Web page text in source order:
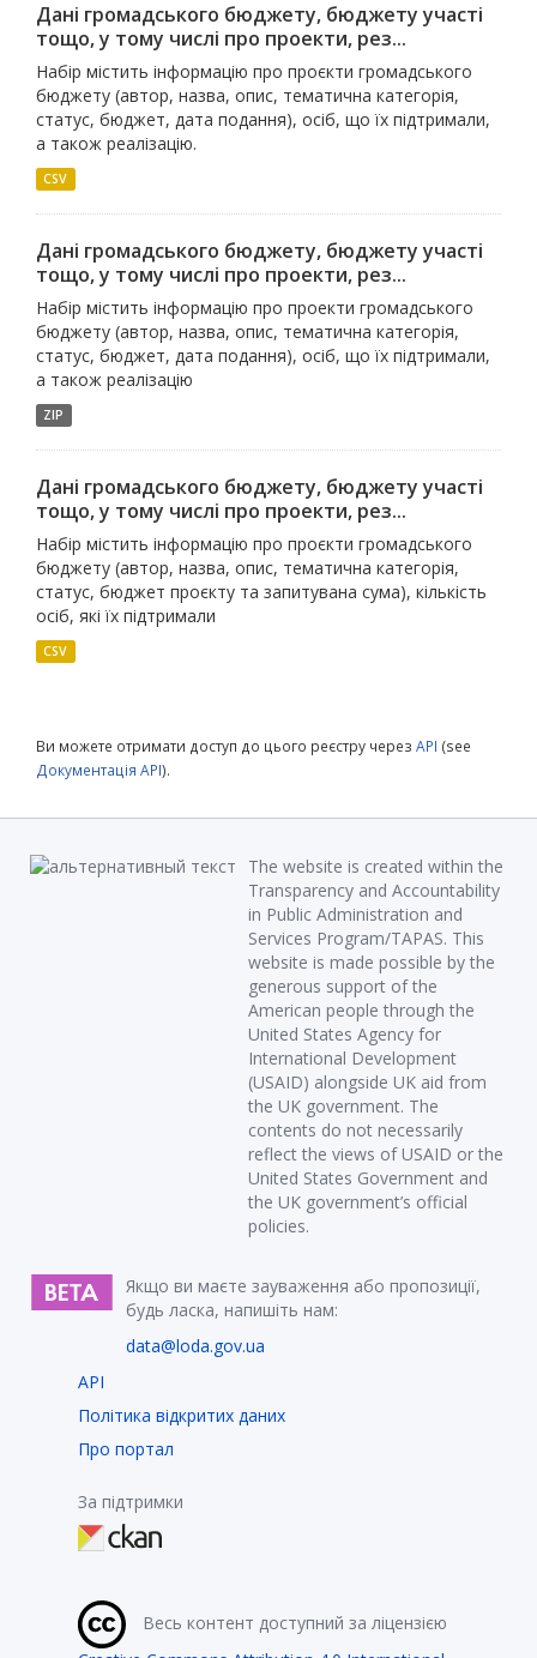
Дані громадського бюджету, бюджету участі
тощо, у тому числі про проекти, рез...
Набір містить інформацію про проєкти громадського
бюджету (автор, назва, опис, тематична категорія,
статус, бюджет, дата подання), осіб, що їх підтримали,
а також реалізацію.
CSV
Дані громадського бюджету, бюджету участі
тощо, у тому числі про проекти, рез...
Набір містить інформацію про проекти громадського
бюджету (автор, назва, опис, тематична категорія,
статус, бюджет, дата подання), осіб, що їх підтримали,
а також реалізацію
ZIP
Дані громадського бюджету, бюджету участі
тощо, у тому числі про проекти, рез...
Набір містить інформацію про проєкти громадського
бюджету (автор, назва, опис, тематична категорія,
статус, бюджет проєкту та запитувана сума), кількість
осіб, які їх підтримали
CSV
Ви можете отримати доступ до цього реєстру через API (see
Документація API).
The website is created within the
Transparency and Accountability
in Public Administration and
Services Program/TAPAS. This
website is made possible by the
generous support of the
American people through the
United States Agency for
International Development
(USAID) alongside UK aid from
the UK government. The
contents do not necessarily
reflect the views of USAID or the
United States Government and
the UK government’s official
policies.
Якщо ви маєте зауваження або пропозиції,
будь ласка, напишіть нам:
data@loda.gov.ua
API
Політика відкритих даних
Про портал
За підтримки
Весь контент доступний за ліцензією